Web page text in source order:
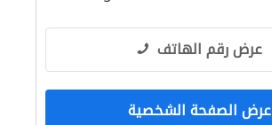
عرض رقم الهاتف
عرض الصفحة الشخصية